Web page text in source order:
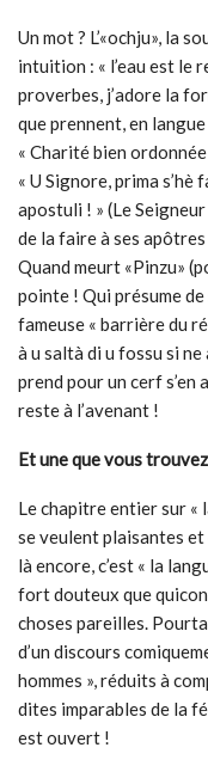
Un mot ? L’«ochju», la
intuition : « l’eau est le
proverbes, j’adore la
que prennent, en
« Charité bien
« U Signore, prima s’hè
apostuli ! » (Le
de la faire à ses apôtres
Quand meurt «Pinzu»
pointe ! Qui présume
fameuse « barrière du
à u saltà di u fossu si
prend pour un cerf
reste à l’avenant !
Et une que vous
Le chapitre entier sur «
se veulent plaisantes
là encore, c’est « la
fort douteux que
choses pareilles.
d’un discours
hommes », réduits à
dites imparables de la
est ouvert !